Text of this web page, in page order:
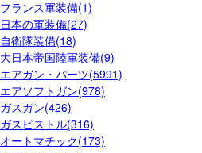
フランス軍装備(1)
日本の軍装備(27)
自衛隊装備(18)
大日本帝国陸軍装備(9)
エアガン・パーツ(5991)
エアソフトガン(978)
ガスガン(426)
ガスピストル(316)
オートマチック(173)